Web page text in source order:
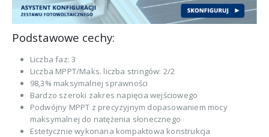
Podstawowe cechy:
Liczba faz: 3
Liczba MPPT/Maks. liczba stringów: 2/2
98,3% maksymalnej sprawności
Bardzo szeroki zakres napięcia wejściowego
Podwójny MPPT z precyzyjnym dopasowaniem mocy
maksymalnej do natężenia słonecznego
Estetycznie wykonana kompaktowa konstrukcja